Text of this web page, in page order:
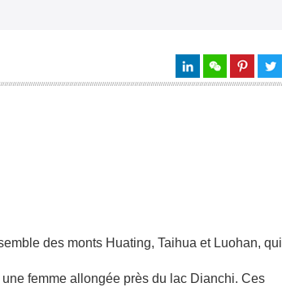
des monts Huating, Taihua et Luohan, qui
femme allongée près du lac Dianchi. Ces